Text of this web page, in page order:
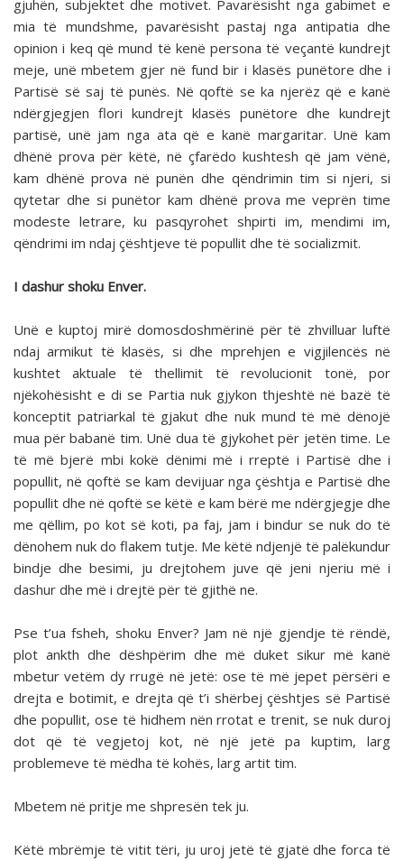
gjuhën, subjektet dhe motivet. Pavarësisht nga gabimet e
mia të mundshme, pavarësisht pastaj nga antipatia dhe
opinion i keq që mund të kenë persona të veçantë kundrejt
meje, unë mbetem gjer në fund bir i klasës punëtore dhe i
Partisë së saj të punës. Në qoftë se ka njerëz që e kanë
ndërgjegjen flori kundrejt klasës punëtore dhe kundrejt
partisë, unë jam nga ata që e kanë margaritar. Unë kam
dhënë prova për këtë, në çfarëdo kushtesh që jam vënë,
kam dhënë prova në punën dhe qëndrimin tim si njeri, si
qytetar dhe si punëtor kam dhënë prova me veprën time
modeste letrare, ku pasqyrohet shpirti im, mendimi im,
qëndrimi im ndaj çështjeve të popullit dhe të socializmit.
I dashur shoku Enver.
Unë e kuptoj mirë domosdoshmërinë për të zhvilluar luftë
ndaj armikut të klasës, si dhe mprehjen e vigjilencës në
kushtet aktuale të thellimit të revolucionit tonë, por
njëkohësisht e di se Partia nuk gjykon thjeshtë në bazë të
konceptit patriarkal të gjakut dhe nuk mund të më dënojë
mua për babanë tim. Unë dua të gjykohet për jetën time. Le
të më bjerë mbi kokë dënimi më i rreptë i Partisë dhe i
popullit, në qoftë se kam devijuar nga çështja e Partisë dhe
popullit dhe në qoftë se këtë e kam bërë me ndërgjegje dhe
me qëllim, po kot së koti, pa faj, jam i bindur se nuk do të
dënohem nuk do flakem tutje. Me këtë ndjenjë të palëkundur
bindje dhe besimi, ju drejtohem juve që jeni njeriu më i
dashur dhe më i drejtë për të gjithë ne.
Pse t’ua fsheh, shoku Enver? Jam në një gjendje të rëndë,
plot ankth dhe dëshpërim dhe më duket sikur më kanë
mbetur vetëm dy rrugë në jetë: ose të më jepet përsëri e
drejta e botimit, e drejta që t’i shërbej çështjes së Partisë
dhe popullit, ose të hidhem nën rrotat e trenit, se nuk duroj
dot që të vegjetoj kot, në një jetë pa kuptim, larg
problemeve të mëdha të kohës, larg artit tim.
Mbetem në pritje me shpresën tek ju.
Këtë mbrëmje të vitit tëri, ju uroj jetë të gjatë dhe forca të